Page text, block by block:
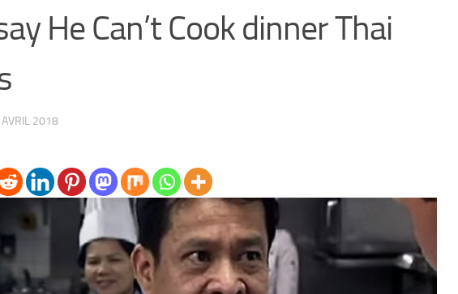
He Can’t Cook dinner Thai
AVRIL 2018